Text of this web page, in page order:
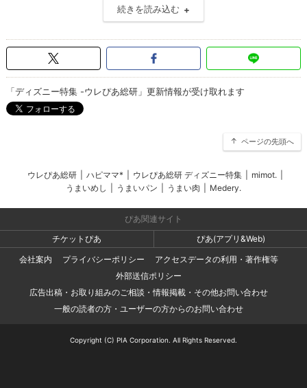
続きを読み込む
「ディズニー特集 -ウレぴあ総研」更新情報が受け取れます
ページの先頭へ
ウレぴあ総研 ハピママ* ウレぴあ総研 ディズニー特集 mimot.
うまいめし
うまいパン うまい肉 Medery.
ぴあ関連サイト
チケットぴあ
ぴあ(アプリ&Web)
会社案内
プライバシーポリシー
アクセスデータの利用・著作権等
外部送信ポリシー
広告出稿・お取り組みのご相談・情報掲載・その他お問い合わせ
一般の読者の方・ユーザーの方からのお問い合わせ
Copyright (C) PIA Corporation. All Rights Reserved.